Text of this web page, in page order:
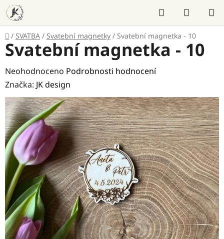
Přejít
na
obsah
Hledat
KOŠÍK
Domů
/ SVATBA / Svatební magnetky / Svatební magnetka - 10
Svatební magnetka - 10
Průměrné
hodnocení
produktu
je
0,0
z
5
hvězdiček.
Neohodnoceno Podrobnosti hodnocení
Značka: JK design